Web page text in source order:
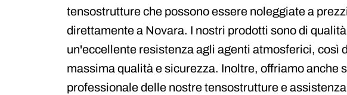
tensostrutture che possono essere noleggiate a
direttamente a Novara. I nostri prodotti sono di
un'eccellente resistenza agli agenti atmosferici, così
massima qualità e sicurezza. Inoltre, offriamo anche
professionale delle nostre tensostrutture e